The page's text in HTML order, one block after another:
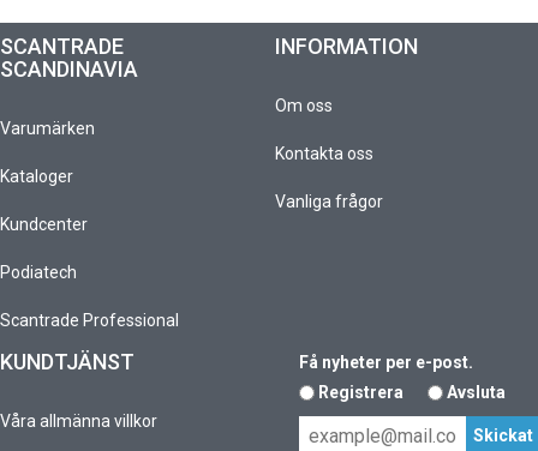
SCANTRADE
SCANDINAVIA
Varumärken
Kataloger
Kundcenter
Podiatech
Scantrade Professional
INFORMATION
Om oss
Kontakta oss
Vanliga frågor
KUNDTJÄNST
Våra allmänna villkor
Få nyheter per e-post.
Registrera
Avsluta